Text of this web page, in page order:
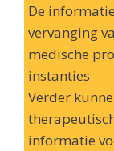
De
vervanging
medische
instanties
Verder
informatie